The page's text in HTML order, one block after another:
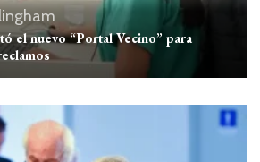
el nuevo “Portal Vecino” para